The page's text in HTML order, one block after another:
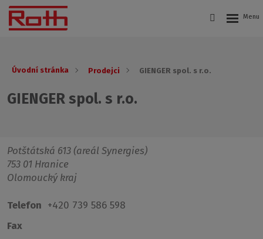
Úvodní stránka Prodejci GIENGER spol. s r.o.
GIENGER spol. s r.o.
Potštátská 613 (areál Synergies)
753 01 Hranice
Olomoucký kraj
Telefon +420 739 586 598
Fax